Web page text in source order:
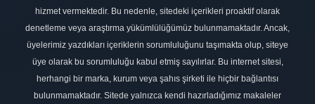
hizmet vermektedir. Bu nedenle, sitedeki içerikleri proaktif olarak
denetleme veya araştırma yükümlülüğümüz bulunmamaktadır. Ancak,
üyelerimiz yazdıkları içeriklerin sorumluluğunu taşımakta olup, siteye
üye olarak bu sorumluluğu kabul etmiş sayılırlar. Bu internet sitesi,
herhangi bir marka, kurum veya şahıs şirketi ile hiçbir bağlantısı
bulunmamaktadır. Sitede yalnızca kendi hazırladığımız makaleler